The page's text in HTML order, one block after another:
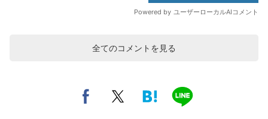
全てのコメントを見る